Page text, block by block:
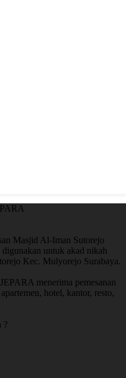
Masjid Al-Iman Sutorejo
untuk akad nikah
Kec. Mulyorejo Surabaya.
menerima pemesanan
hotel, kantor, resto,
?